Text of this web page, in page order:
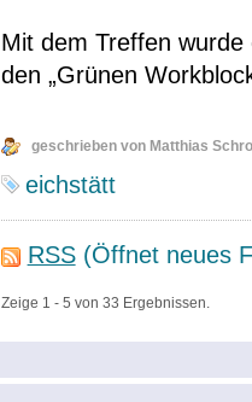
Mit dem Treffen
den „Grünen
geschrieben von Matthias
eichstätt
RSS (Öffnet neues
Zeige 1 - 5 von 33 Ergebnissen.